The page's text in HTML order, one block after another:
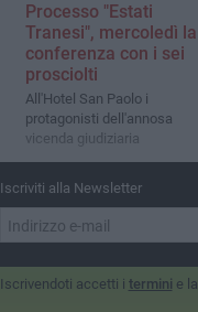
Processo "Estati
Tranesi", mercoledì la
conferenza con i sei
prosciolti
All'Hotel San Paolo i
protagonisti dell'annosa
vicenda giudiziaria
Iscriviti alla Newsletter
Iscrivendoti accetti i termini e la